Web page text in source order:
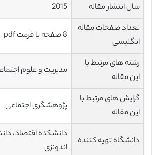
سال انتشار مقاله
2015
تعداد صفحات مقاله
انگلیسی
8 صفحه با فرمت pdf
رشته های مرتبط با
این مقاله
مدیریت و علوم
گرایش های مرتبط با
این مقاله
پژوهشگری اجتماعی
دانشگاه تهیه کننده
اندونزی